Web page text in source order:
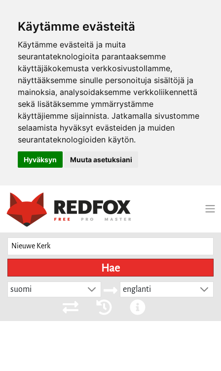
Käytämme evästeitä
Käytämme evästeitä ja muita
seurantateknologioita parantaaksemme
käyttäjäkokemusta verkkosivustollamme,
näyttääksemme sinulle personoituja sisältöjä ja
mainoksia, analysoidaksemme verkkoliikennettä
sekä lisätäksemme ymmärrystämme
käyttäjiemme sijainnista. Jatkamalla sivustomme
selaamista hyväksyt evästeiden ja muiden
seurantateknologioiden käytön.
Hyväksyn Muuta asetuksiani
Hae
suomi englanti